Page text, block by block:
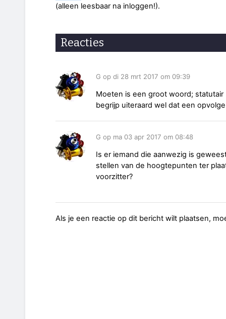
(alleen leesbaar na inloggen!).
Reacties
G op di 28 mrt 2017 om 09:39
Moeten is een groot woord;
begrijp uiteraard wel dat een
G op ma 03 apr 2017 om 08:48
Is er iemand die aanwezig is
stellen van de hoogtepunten ter
voorzitter?
Als je een reactie op dit bericht wilt plaatsen,